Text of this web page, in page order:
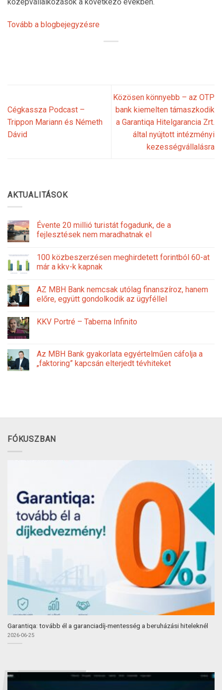
Tovább a blogbejegyzésre
Cégkassza Podcast –
Trippon Mariann és Németh
Dávid
Közösen könnyebb – az OTP
bank kiemelten támaszkodik
a Garantiqa Hitelgarancia Zrt.
által nyújtott intézményi
kezességvállalásra
AKTUALITÁSOK
Évente 20 millió turistát fogadunk, de a
fejlesztések nem maradhatnak el
100 közbeszerzésen meghirdetett forintból 60-at
már a kkv-k kapnak
AZ MBH Bank nemcsak utólag finanszíroz, hanem
előre, együtt gondolkodik az ügyféllel
KKV Portré – Taberna Infinito
Az MBH Bank gyakorlata egyértelműen cáfolja a
„faktoring” kapcsán elterjedt tévhiteket
FÓKUSZBAN
Garantiqa: tovább él a garanciadíj-mentesség a beruházási hiteleknél
2026-06-25